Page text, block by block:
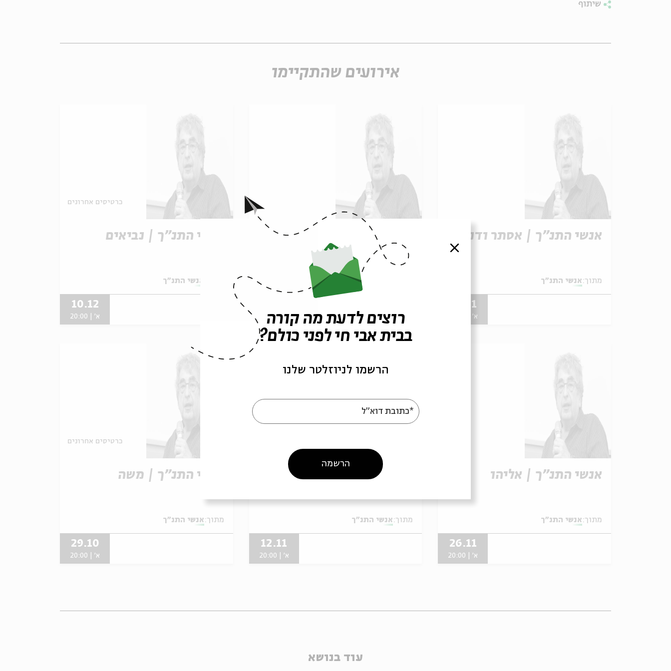
שיתוף
אירועים שהתקיימו
אנשי התנ"ך | אסתר ודניאל
מתוך: אנשי התנ"ך
07.01
א' | 20:00
אנשי התנ"ך | רות
אנשי התנ"ך
א' | 20:00
כרטיסים אחרונים
אנשי התנ"ך | נביאים
אנשי התנ"ך
10.12
א' | 20:00
אנשי התנ"ך | אליהו
מתוך: אנשי התנ"ך
26.11
א' | 20:00
אנשי התנ"ך | איוב
מתוך: אנשי התנ"ך
12.11
א' | 20:00
כרטיסים אחרונים
אנשי התנ"ך | משה
מתוך: אנשי התנ"ך
29.10
א' | 20:00
עוד בנושא
סגור
רוצים לדעת מה קורה
בבית אבי חי לפני כולם?
הרשמו לניוזלטר שלנו
*כתובת דוא"ל
הרשמה